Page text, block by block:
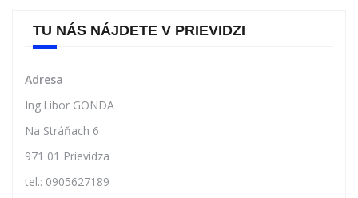
TU NÁS NÁJDETE V PRIEVIDZI
Adresa
Ing.Libor GONDA
Na Stráňach 6
971 01 Prievidza
tel.: 0905627189